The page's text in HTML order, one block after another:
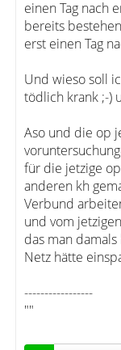
einen Tag nach
bereits
erst einen Tag
Und wieso soll
tödlich krank ;-)
Aso und die op
für die jetzige
anderen kh
Verbund
und vom
das man
Netz hätte
-----------------
""